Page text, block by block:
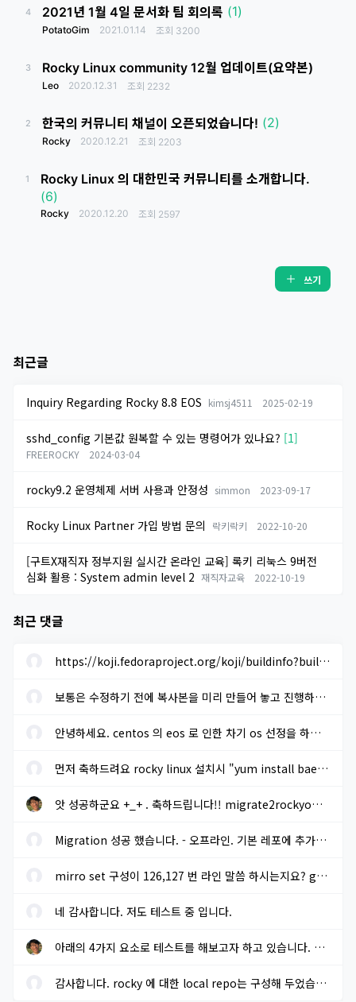
4 2021년 1월 4일 문서화 팀 회의록 (1)
PotatoGim 2021.01.14 조회 3200
3 Rocky Linux community 12월 업데이트(요약본)
Leo 2020.12.31 조회 2232
2 한국의 커뮤니티 채널이 오픈되었습니다! (2)
Rocky 2020.12.21 조회 2203
1
Rocky Linux 의 대한민국 커뮤니티를 소개합니다.
(6)
Rocky 2020.12.20 조회 2597
쓰기
최근글
Inquiry Regarding Rocky 8.8 EOS kimsj4511 2025-02-19
sshd_config 기본값 원복할 수 있는 명령어가 있나요? [1]
FREEROCKY 2024-03-04
rocky9.2 운영체제 서버 사용과 안정성 simmon 2023-09-17
Rocky Linux Partner 가입 방법 문의 락키락키 2022-10-20
[구트X재직자 정부지원 실시간 온라인 교육] 록키 리눅스 9버전
심화 활용 : System admin level 2 재직자교육 2022-10-19
최근 댓글
https://koji.fedoraproject.org/koji/buildinfo?buildID=1633205 에...
보통은 수정하기 전에 복사본을 미리 만들어 놓고 진행하면 됩니다. ...
안녕하세요. centos 의 eos 로 인한 차기 os 선정을 하려고 합니다. r...
먼저 축하드려요 rocky linux 설치시 "yum install baekmuk-ttf-...
앗 성공하군요 +_+ . 축하드립니다!! migrate2rockyoffline.sh 로 파...
Migration 성공 했습니다. - 오프라인. 기본 레포에 추가적으로 extra...
mirro set 구성이 126,127 번 라인 말씀 하시는지요? gpg key sms 117...
네 감사합니다. 저도 테스트 중 입니다.
아래의 4가지 요소로 테스트를 해보고자 하고 있습니다. 결과가 나오...
감사합니다. rocky 에 대한 local repo는 구성해 두었습니다.